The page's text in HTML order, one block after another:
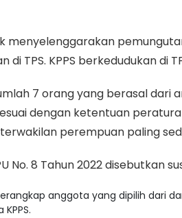
menyelenggarakan
di TPS. KPPS berkedudukan di
7 orang yang berasal dari
dengan ketentuan
perempuan paling
No. 8 Tahun 2022 disebutkan
anggota yang dipilih dari